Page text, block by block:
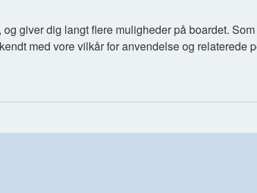
giver dig langt flere muligheder på boardet.
med vore vilkår for anvendelse og